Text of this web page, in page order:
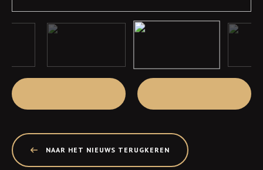
NAAR HET NIEUWS TERUGKEREN